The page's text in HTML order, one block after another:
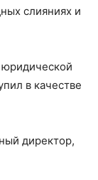
слияниях и
юридической
в качестве
директор,